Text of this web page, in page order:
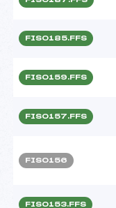
FIS0185.FFS
FIS0159.FFS
FIS0157.FFS
FIS0156
FIS0153.FFS